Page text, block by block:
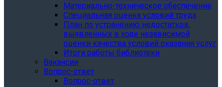
Материально-техническое обеспечение
Специальная оценка условий труда
План по устранению недостатков,
выявленных в ходе независимой
оценки качества условий оказания услуг
Итоги работы библиотеки
Вакансии
Вопрос-ответ
Вопрос-ответ